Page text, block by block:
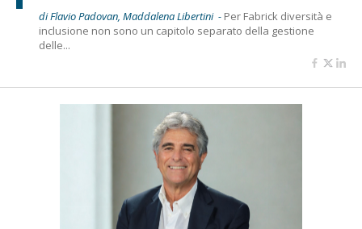
di Flavio Padovan, Maddalena Libertini - Per Fabrick diversità e
inclusione non sono un capitolo separato della gestione
delle...